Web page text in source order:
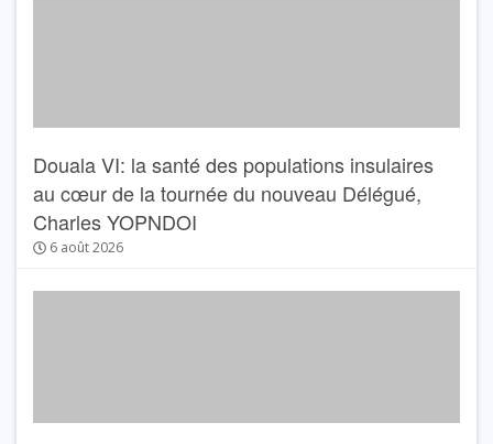
Douala VI: la santé des populations insulaires
au cœur de la tournée du nouveau Délégué,
Charles YOPNDOI
6 août 2026